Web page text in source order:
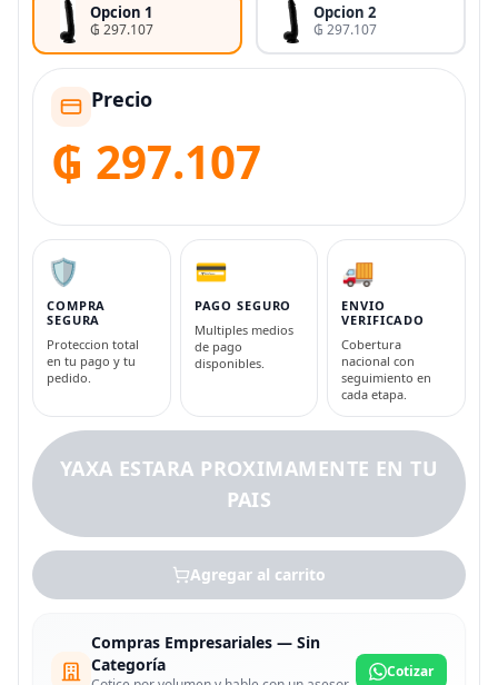
Opcion 1
₲ 297.107
Opcion 2
₲ 297.107
Precio
₲ 297.107
🛡️
COMPRA
SEGURA
Proteccion total
en tu pago y tu
pedido.
💳
PAGO SEGURO
Multiples medios
de pago
disponibles.
🚚
ENVIO
VERIFICADO
Cobertura
nacional con
seguimiento en
cada etapa.
YAXA ESTARA PROXIMAMENTE EN TU
PAIS
Agregar al carrito
Compras Empresariales — Sin
Categoría
Cotizar